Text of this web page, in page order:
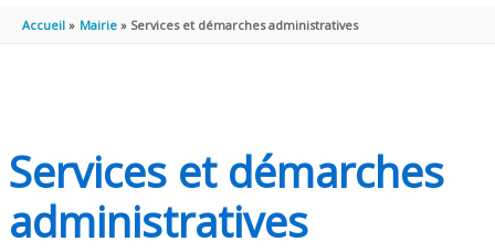
PRINCIPAL
Accueil Mairie Services et démarches administratives
Services et démarches
administratives